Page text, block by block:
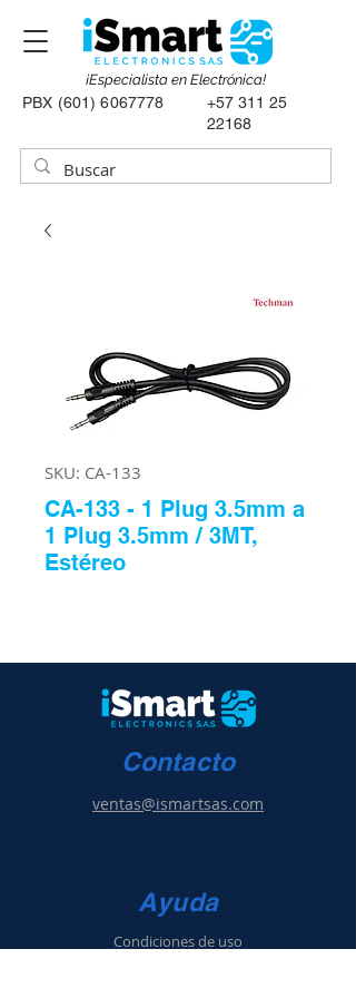
PBX (601) 6067778
+57 311 25
22168
¡Especialista en Electrónica!
SKU: CA-133
CA-133 - 1 Plug 3.5mm a
1 Plug 3.5mm / 3MT,
Estéreo
Contacto
ventas@ismartsas.com
Ayuda
Condiciones de uso